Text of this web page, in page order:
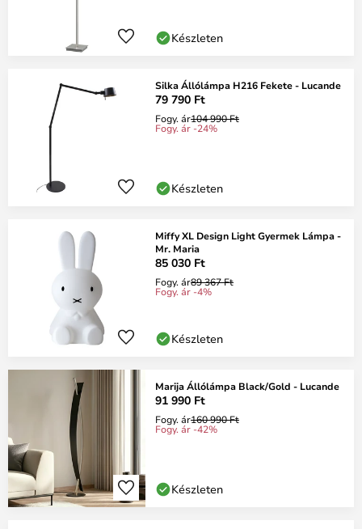
Készleten
Silka Állólámpa H216 Fekete - Lucande
79 790 Ft
Fogy. ár104 990 Ft
Fogy. ár -24%
Készleten
Miffy XL Design Light Gyermek Lámpa -
Mr. Maria
85 030 Ft
Fogy. ár89 367 Ft
Fogy. ár -4%
Készleten
Marija Állólámpa Black/Gold - Lucande
91 990 Ft
Fogy. ár160 990 Ft
Fogy. ár -42%
Készleten